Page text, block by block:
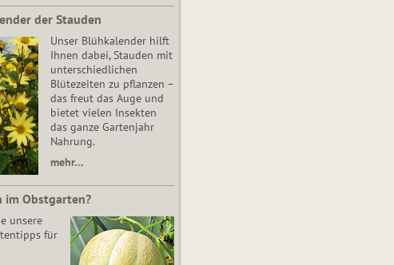
der Stauden
Unser Blühkalender hilft
Ihnen dabei, Stauden mit
unterschiedlichen
Blütezeiten zu pflanzen –
das freut das Auge und
bietet vielen Insekten
das ganze Gartenjahr
Nahrung.
mehr…
im Obstgarten?
unsere
für